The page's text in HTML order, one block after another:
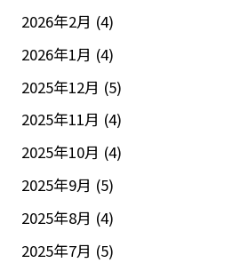
2026年2月 (4)
2026年1月 (4)
2025年12月 (5)
2025年11月 (4)
2025年10月 (4)
2025年9月 (5)
2025年8月 (4)
2025年7月 (5)